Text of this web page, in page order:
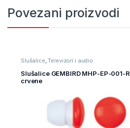
Povezani proizvodi
Slušalice,Televizori i audio
Slušalice GEMBIRD MHP-EP-001-R,
crvene